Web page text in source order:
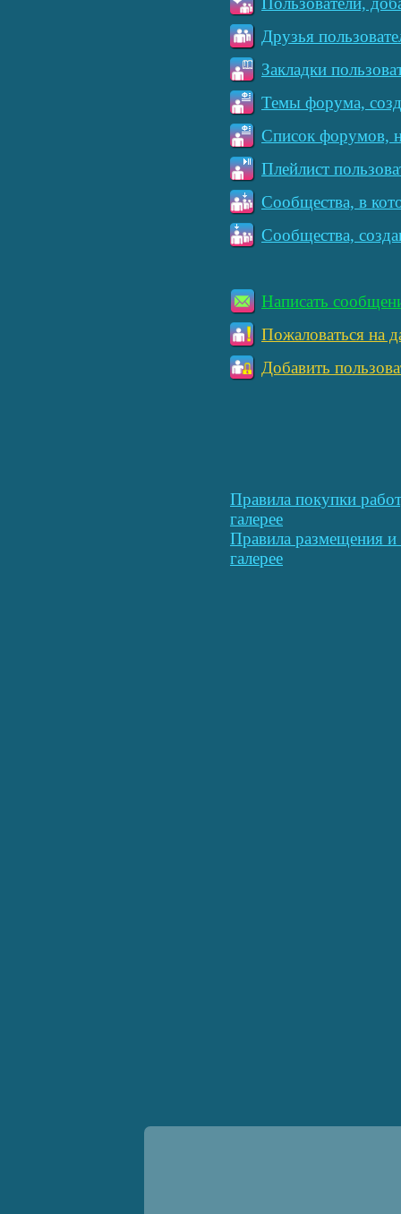
Друзья
Закладки
Темы форума,
Список форумов,
Плейлист
Сообщества, в
Сообщества,
Написать
Пожаловаться на
Добавить
Правила покупки
галерее
Правила размещения
галерее